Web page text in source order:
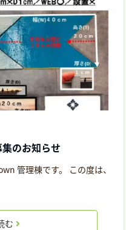
のお知らせ
管理棟です。 この度は、
む